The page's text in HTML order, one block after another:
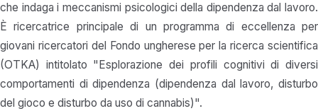
che indaga i meccanismi psicologici della dipendenza dal lavoro.
È ricercatrice principale di un programma di eccellenza per
giovani ricercatori del Fondo ungherese per la ricerca scientifica
(OTKA) intitolato "Esplorazione dei profili cognitivi di diversi
comportamenti di dipendenza (dipendenza dal lavoro, disturbo
del gioco e disturbo da uso di cannabis)".